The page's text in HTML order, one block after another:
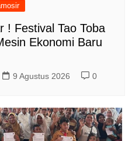
! Festival Tao Toba
Ekonomi Baru
9 Agustus 2026 0